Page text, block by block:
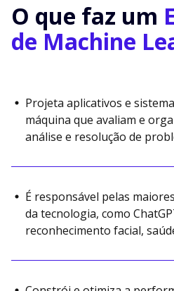
O que faz um
de Machine
Projeta aplicativos e
máquina que avaliam e
análise e resolução de
É responsável pelas
da tecnologia, como
reconhecimento facial,